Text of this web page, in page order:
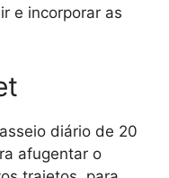
e incorporar as
diário de 20
afugentar o